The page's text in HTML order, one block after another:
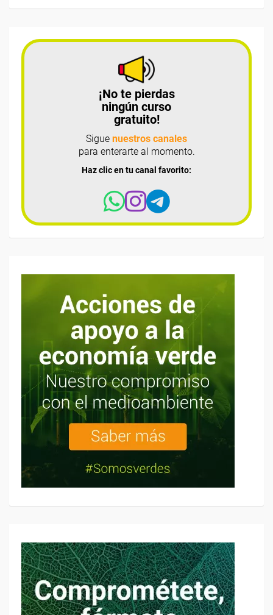
¡No te pierdas
ningún curso
gratuito!
Sigue nuestros canales
para enterarte al momento.
Haz clic en tu canal favorito: